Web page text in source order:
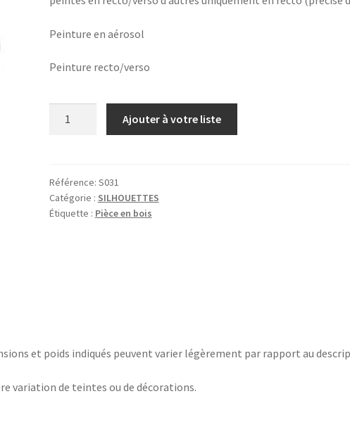
Peinture en aérosol
Peinture recto/verso
Ajouter à votre liste
Référence: S031
Catégorie : SILHOUETTES
Étiquette : Pièce en bois
et poids indiqués peuvent varier légèrement par rapport au
variation de teintes ou de décorations.